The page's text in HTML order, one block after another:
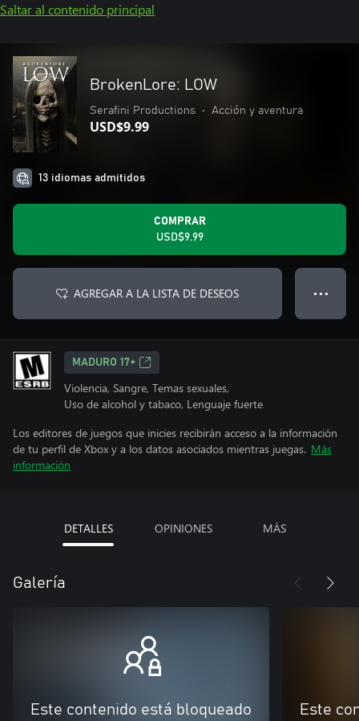
Saltar al contenido principal
BrokenLore: LOW
Serafini Productions • Acción y aventura
USD$9.99
13 idiomas admitidos
COMPRAR
USD$9.99
AGREGAR A LA LISTA DE DESEOS ● ● ●
MADURO 17+
Violencia, Sangre, Temas sexuales,
Uso de alcohol y tabaco, Lenguaje fuerte
Los editores de juegos que inicies recibirán acceso a la información
de tu perfil de Xbox y a los datos asociados mientras juegas. Más
información
DETALLES OPINIONES MÁS
Galería
Este contenido está bloqueado Este